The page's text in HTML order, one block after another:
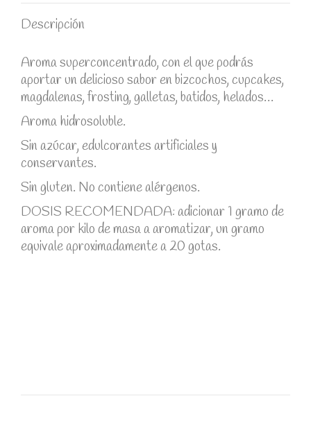
Descripción
Aroma superconcentrado, con el que podrás
aportar un delicioso sabor en bizcochos, cupcakes,
magdalenas, frosting, galletas, batidos, helados…
Aroma hidrosoluble.
Sin azúcar, edulcorantes artificiales y
conservantes.
Sin gluten. No contiene alérgenos.
DOSIS RECOMENDADA: adicionar 1 gramo de
aroma por kilo de masa a aromatizar, un gramo
equivale aproximadamente a 20 gotas.